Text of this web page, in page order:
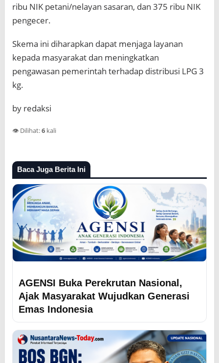
ribu NIK petani/nelayan sasaran, dan 375 ribu NIK
pengecer.
Skema ini diharapkan dapat menjaga layanan
kepada masyarakat dan meningkatkan
pengawasan pemerintah terhadap distribusi LPG 3
kg.
by redaksi
👁️ Dilihat:6 kali
Baca Juga Berita Ini
AGENSI Buka Perekrutan Nasional,
Ajak Masyarakat Wujudkan Generasi
Emas Indonesia